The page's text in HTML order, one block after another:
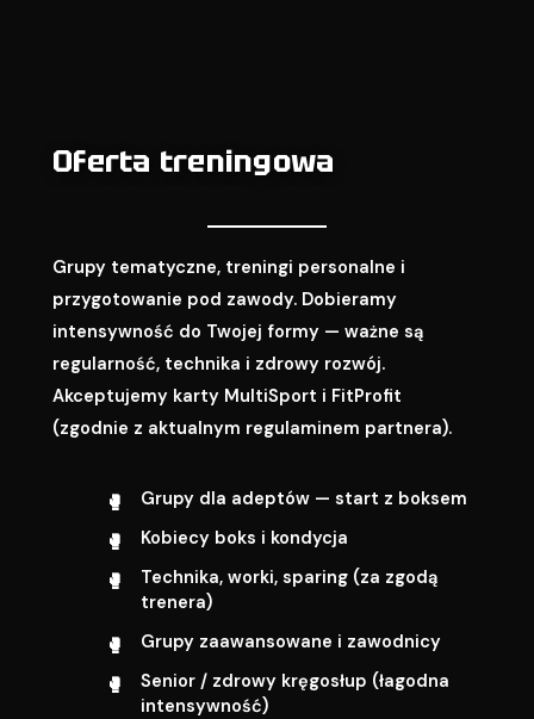
Oferta treningowa
Grupy tematyczne, treningi personalne i
przygotowanie pod zawody. Dobieramy
intensywność do Twojej formy — ważne są
regularność, technika i zdrowy rozwój.
Akceptujemy karty MultiSport i FitProfit
(zgodnie z aktualnym regulaminem partnera).
Grupy dla adeptów — start z boksem
Kobiecy boks i kondycja
Technika, worki, sparing (za zgodą
trenera)
Grupy zaawansowane i zawodnicy
Senior / zdrowy kręgosłup (łagodna
intensywność)